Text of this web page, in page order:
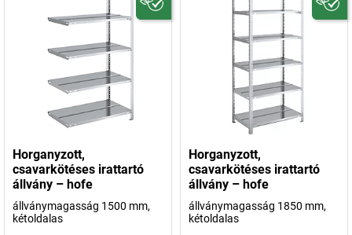
Horganyzott,
csavarkötéses irattartó
állvány – hofe
állványmagasság 1500 mm,
kétoldalas
Horganyzott,
csavarkötéses irattartó
állvány – hofe
állványmagasság 1850 mm,
kétoldalas